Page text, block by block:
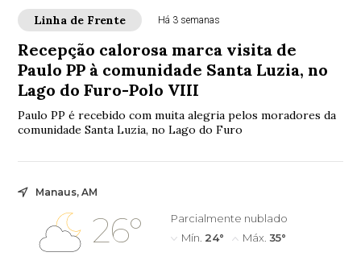
Linha de Frente Há 3 semanas
Recepção calorosa marca visita de
Paulo PP à comunidade Santa Luzia, no
Lago do Furo-Polo VIII
Paulo PP é recebido com muita alegria pelos moradores da
comunidade Santa Luzia, no Lago do Furo
Manaus, AM
26°
Parcialmente nublado
Mín. 24° Máx. 35°